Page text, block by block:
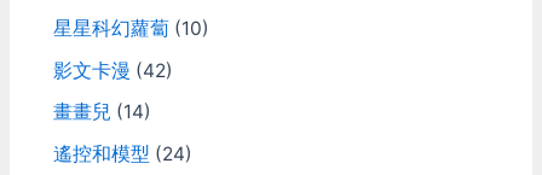
星星科幻蘿蔔(10)
影文卡漫 (42)
畫畫兒 (14)
遙控和模型 (24)